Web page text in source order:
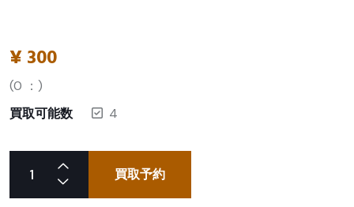
¥ 300
(0 ：)
買取可能数
4
買取予約